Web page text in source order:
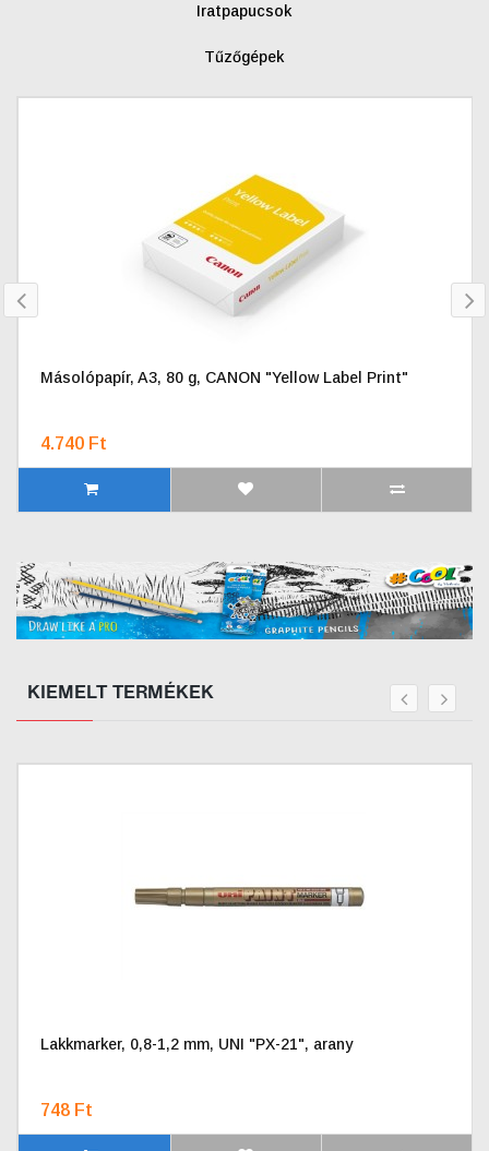
Iratpapucsok
Tűzőgépek
Másolópapír, A3, 80 g, CANON "Yellow Label Print"
4.740 Ft
KIEMELT TERMÉKEK
Lakkmarker, 0,8-1,2 mm, UNI "PX-21", arany
748 Ft